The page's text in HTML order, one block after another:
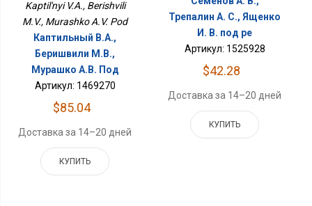
Kaptil'nyi V.A., Berishvili
M.V., Murashko A.V. Pod
Каптильный В.А.,
Беришвили М.В.,
Мурашко А.В. Под
Артикул: 1469270
$85.04
Доставка за 14–20 дней
КУПИТЬ
Трепалин А. С., Ященко
И. В. под ре
Артикул: 1525928
$42.28
Доставка за 14–20 дней
КУПИТЬ